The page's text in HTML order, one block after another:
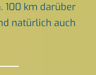
100 km darüber
natürlich auch